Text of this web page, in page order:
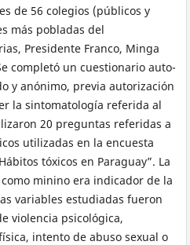
de 56 colegios (públicos y
más pobladas del
Presidente Franco, Minga
completó un cuestionario auto-
y anónimo, previa autorización
la sintomatología referida al
20 preguntas referidas a
utilizadas en la encuesta
tóxicos en Paraguay”. La
minino era indicador de la
variables estudiadas fueron
violencia psicológica,
intento de abuso sexual o